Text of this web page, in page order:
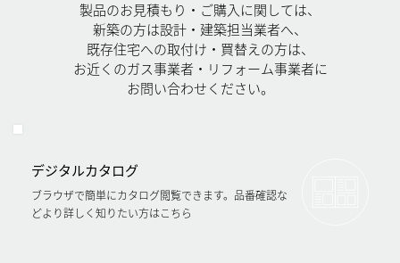
製品のお見積もり・ご購入に関しては、
新築の方は設計・建築担当業者へ、
既存住宅への取付け・買替えの方は、
お近くのガス事業者・リフォーム事業者に
お問い合わせください。
デジタルカタログ
ブラウザで簡単にカタログ閲覧できます。品番確認な
どより詳しく知りたい方はこちら